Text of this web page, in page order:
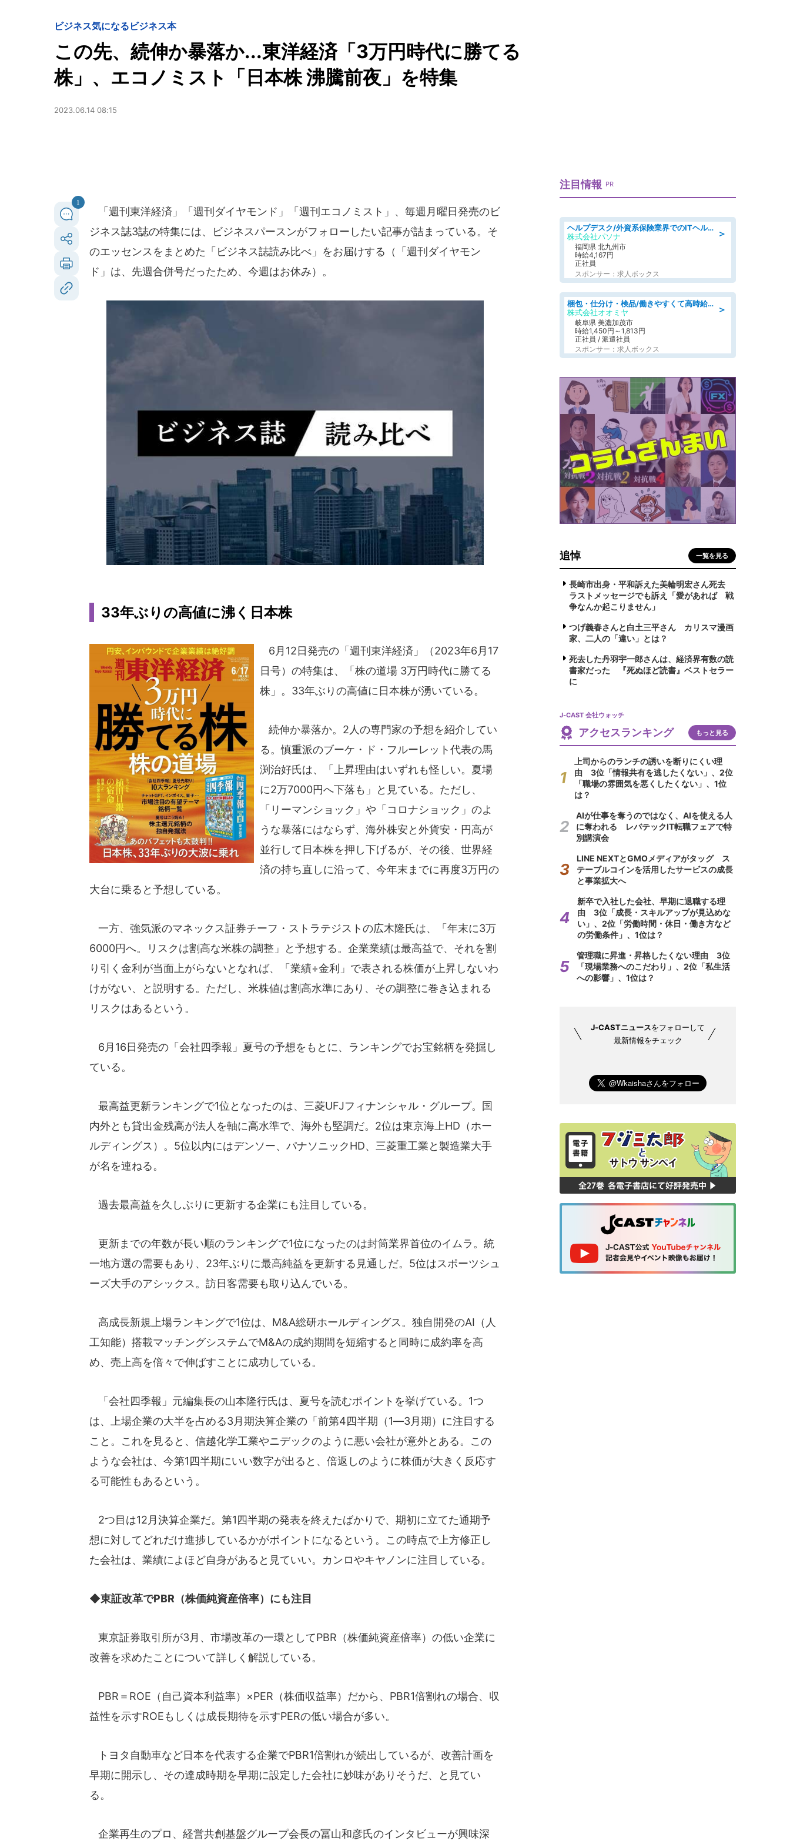
ビジネス気になるビジネス本
この先、続伸か暴落か...東洋経済「3万円時代に勝てる
株」、エコノミスト「日本株 沸騰前夜」を特集
2023.06.14 08:15
1
「週刊東洋経済」「週刊ダイヤモンド」「週刊エコノミスト」、毎週月曜日発売のビ
ジネス誌3誌の特集には、ビジネスパースンがフォローしたい記事が詰まっている。そ
のエッセンスをまとめた「ビジネス誌読み比べ」をお届けする（「週刊ダイヤモン
ド」は、先週合併号だったため、今週はお休み）。
33年ぶりの高値に沸く日本株
6月12日発売の「週刊東洋経済」（2023年6月17
日号）の特集は、「株の道場 3万円時代に勝てる
株」。33年ぶりの高値に日本株が湧いている。
続伸か暴落か。2人の専門家の予想を紹介してい
る。慎重派のブーケ・ド・フルーレット代表の馬
渕治好氏は、「上昇理由はいずれも怪しい。夏場
に2万7000円へ下落も」と見ている。ただし、
「リーマンショック」や「コロナショック」のよ
うな暴落にはならず、海外株安と外貨安・円高が
並行して日本株を押し下げるが、その後、世界経
済の持ち直しに沿って、今年末までに再度3万円の
大台に乗ると予想している。
一方、強気派のマネックス証券チーフ・ストラテジストの広木隆氏は、「年末に3万
6000円へ。リスクは割高な米株の調整」と予想する。企業業績は最高益で、それを割
り引く金利が当面上がらないとなれば、「業績÷金利」で表される株価が上昇しないわ
けがない、と説明する。ただし、米株値は割高水準にあり、その調整に巻き込まれる
リスクはあるという。
6月16日発売の「会社四季報」夏号の予想をもとに、ランキングでお宝銘柄を発掘し
ている。
最高益更新ランキングで1位となったのは、三菱UFJフィナンシャル・グループ。国
内外とも貸出金残高が法人を軸に高水準で、海外も堅調だ。2位は東京海上HD（ホー
ルディングス）。5位以内にはデンソー、パナソニックHD、三菱重工業と製造業大手
が名を連ねる。
過去最高益を久しぶりに更新する企業にも注目している。
更新までの年数が長い順のランキングで1位になったのは封筒業界首位のイムラ。統
一地方選の需要もあり、23年ぶりに最高純益を更新する見通しだ。5位はスポーツシュ
ーズ大手のアシックス。訪日客需要も取り込んでいる。
高成長新規上場ランキングで1位は、M&A総研ホールディングス。独自開発のAI（人
工知能）搭載マッチングシステムでM&Aの成約期間を短縮すると同時に成約率を高
め、売上高を倍々で伸ばすことに成功している。
「会社四季報」元編集長の山本隆行氏は、夏号を読むポイントを挙げている。1つ
は、上場企業の大半を占める3月期決算企業の「前第4四半期（1―3月期）に注目する
こと。これを見ると、信越化学工業やニデックのように悪い会社が意外とある。この
ような会社は、今第1四半期にいい数字が出ると、倍返しのように株価が大きく反応す
る可能性もあるという。
2つ目は12月決算企業だ。第1四半期の発表を終えたばかりで、期初に立てた通期予
想に対してどれだけ進捗しているかがポイントになるという。この時点で上方修正し
た会社は、業績によほど自身があると見ていい。カンロやキヤノンに注目している。
◆東証改革でPBR（株価純資産倍率）にも注目
東京証券取引所が3月、市場改革の一環としてPBR（株価純資産倍率）の低い企業に
改善を求めたことについて詳しく解説している。
PBR＝ROE（自己資本利益率）×PER（株価収益率）だから、PBR1倍割れの場合、収
益性を示すROEもしくは成長期待を示すPERの低い場合が多い。
トヨタ自動車など日本を代表する企業でPBR1倍割れが続出しているが、改善計画を
早期に開示し、その達成時期を早期に設定した会社に妙味がありそうだ、と見てい
る。
企業再生のプロ、経営共創基盤グループ会長の冨山和彦氏のインタビューが興味深
注目情報 PR
＞
ヘルプデスク/外資系保険業界でのITヘルプデスク業務/駅近/即日勤務可/ヘルプデスク
株式会社パソナ
福岡県 北九州市
時給4,167円
正社員
スポンサー：求人ボックス
＞
梱包・仕分け・検品/働きやすくて高時給の仕分け作業長期休暇充実/残業なし
株式会社オオミヤ
岐阜県 美濃加茂市
時給1,450円～1,813円
正社員 / 派遣社員
スポンサー：求人ボックス
追悼 一覧を見る
長崎市出身・平和訴えた美輪明宏さん死去
ラストメッセージでも訴え「愛があれば 戦
争なんか起こりません」
つげ義春さんと白土三平さん カリスマ漫画
家、二人の「違い」とは？
死去した丹羽宇一郎さんは、経済界有数の読
書家だった 『死ぬほど読書』ベストセラー
に
J-CAST 会社ウォッチ
アクセスランキング もっと見る
上司からのランチの誘いを断りにくい理
由 3位「情報共有を逃したくない」、2位
「職場の雰囲気を悪くしたくない」、1位
は？
AIが仕事を奪うのではなく、AIを使える人
に奪われる レバテックIT転職フェアで特
別講演会
LINE NEXTとGMOメディアがタッグ ス
テーブルコインを活用したサービスの成長
と事業拡大へ
新卒で入社した会社、早期に退職する理
由 3位「成長・スキルアップが見込めな
い」、2位「労働時間・休日・働き方など
の労働条件」、1位は？
管理職に昇進・昇格したくない理由 3位
「現場業務へのこだわり」、2位「私生活
への影響」、1位は？
J-CASTニュースをフォローして
最新情報をチェック